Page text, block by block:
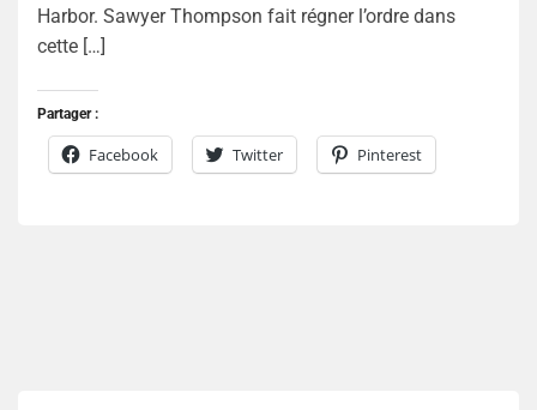
Harbor. Sawyer Thompson fait régner l’ordre dans
cette […]
Partager :
Facebook Twitter Pinterest